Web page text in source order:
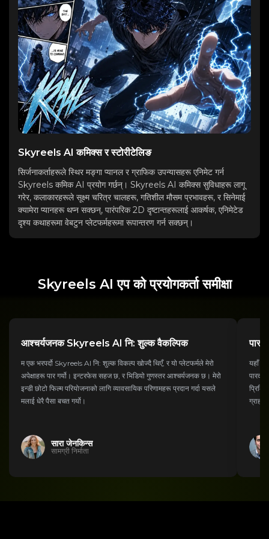
Skyreels AI कमिक्स र स्टोरीटेलिङ
सिर्जनाकर्ताहरूले स्थिर मङ्गा प्यानल र ग्राफिक उपन्यासहरू एनिमेट गर्न
Skyreels कमिक AI प्रयोग गर्छन्। Skyreels AI कमिक्स सुविधाहरू लागू
गरेर, कलाकारहरूले सूक्ष्म चरित्र चालहरू, गतिशील मौसम प्रभावहरू, र सिनेमाई
क्यामेरा प्यानहरू थप्न सक्छन्, पारंपरिक 2D दृष्टान्तहरूलाई आकर्षक, एनिमेटेड
दृश्य कथाहरूमा वेबटुन प्लेटफर्महरूमा रूपान्तरण गर्न सक्छन्।
Skyreels AI एप को प्रयोगकर्ता समीक्षा
आश्चर्यजनक Skyreels AI नि: शुल्क वैकल्पिक
म एक भरपर्दो Skyreels AI नि: शुल्क विकल्प खोज्दै थिएँ, र यो प्लेटफर्मले मेरो
अपेक्षाहरू पार गर्यो। इन्टरफेस सहज छ, र भिडियो गुणस्तर आश्चर्यजनक छ। मेरो
इन्डी छोटो फिल्म परियोजनाको लागि व्यावसायिक परिणामहरू प्रदान गर्दा यसले
मलाई धेरै पैसा बचत गर्यो।
सारा जेनकिन्स
सामग्री निर्माता
यहाँ